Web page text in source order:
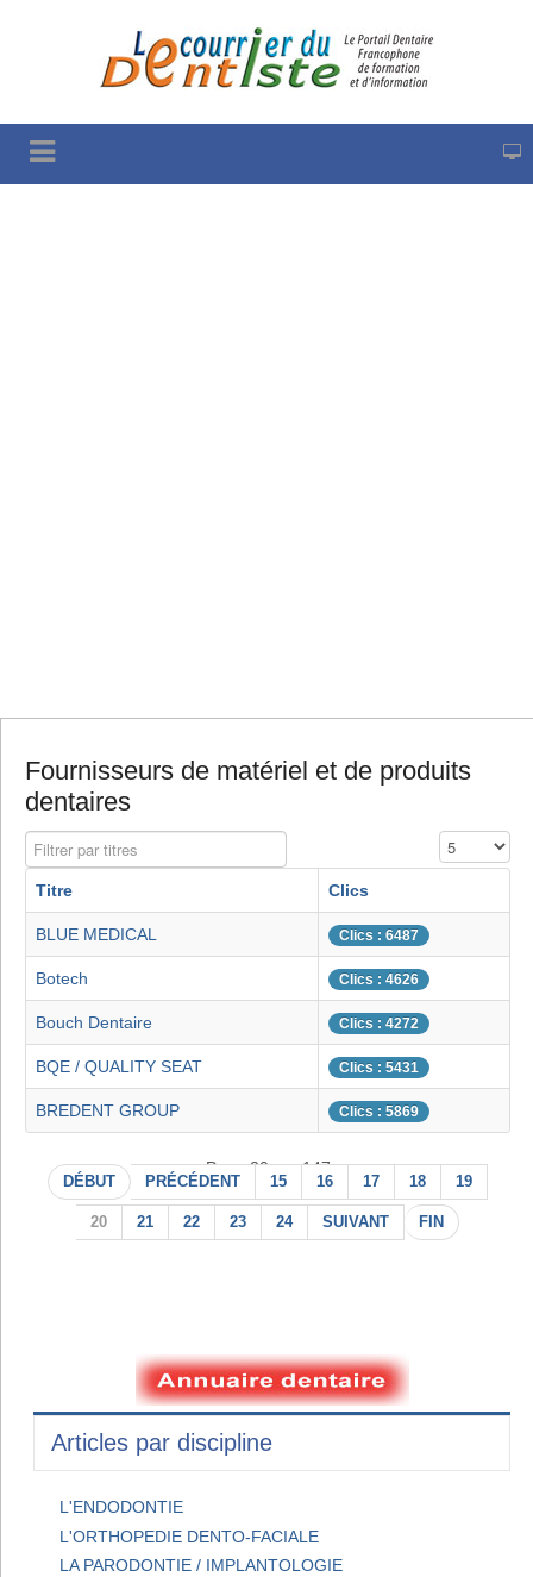
Fournisseurs de matériel et de produits
dentaires
Filtrer par titres Affichage #
Titre Clics
BLUE MEDICAL Clics : 6487
Botech Clics : 4626
Bouch Dentaire Clics : 4272
BQE / QUALITY SEAT Clics : 5431
BREDENT GROUP Clics : 5869
Page 20 sur 147
DÉBUT PRÉCÉDENT 15 16 17 18 19
20 21 22 23 24 SUIVANT FIN
Articles par discipline
L'ENDODONTIE
L'ORTHOPEDIE DENTO-FACIALE
LA PARODONTIE / IMPLANTOLOGIE